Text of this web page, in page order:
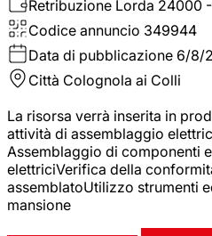
Retribuzione Lorda 24000
Codice annuncio 349944
Data di pubblicazione 6/8/
Città Colognola ai Colli
La risorsa verrà inserita in
attività di assemblaggio
Assemblaggio di componenti
elettriciVerifica della
assemblatoUtilizzo strumenti
mansione